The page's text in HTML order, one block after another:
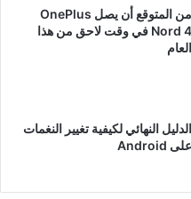
من المتوقع أن يصل OnePlus
Nord 4 في وقت لاحق من هذا
العام
الدليل النهائي لكيفية تغيير النغمات
على Android